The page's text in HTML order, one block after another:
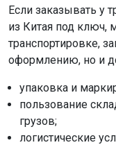
Если заказывать у
из Китая под ключ,
транспортировке,
оформлению, но и
упаковка и
пользование
грузов;
логистические